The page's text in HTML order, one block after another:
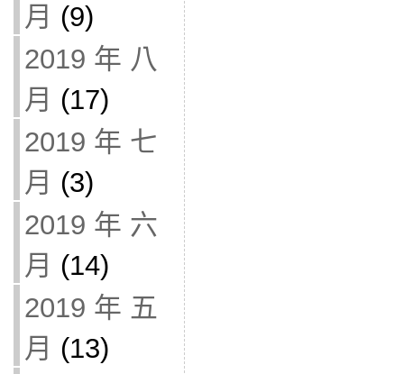
月 (9)
2019 年 八
月 (17)
2019 年 七
月 (3)
2019 年 六
月 (14)
2019 年 五
月 (13)